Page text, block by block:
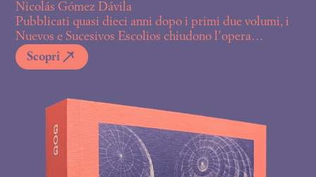
Nicolás Gómez Dávila
Pubblicati quasi dieci anni dopo i primi due volumi, i
Nuevos e Sucesivos Escolios chiudono l’opera
gomezdaviliana in perfetta continuità con gli scritti
precedenti, toccando un’ampia varietà di temi filosofici
costume. Critico nei confronti del progresso, della
Chiesa postconciliare, del mondo accademico e della
democrazia – «un’ingenuità se non fosse la maschera di
una bestemmia» – Gómez Dávila non si abbandona
mai al giudizio morale, ma i suoi aforismi si spingono
verso vette poetiche, liriche, estetiche prima ancora
Scopri